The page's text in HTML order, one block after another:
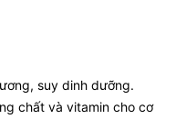
suy dinh dưỡng.
chất và vitamin cho cơ